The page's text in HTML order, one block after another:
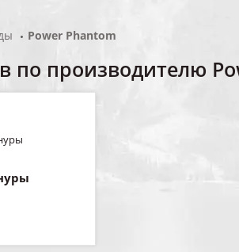
Power Phantom
по производителю